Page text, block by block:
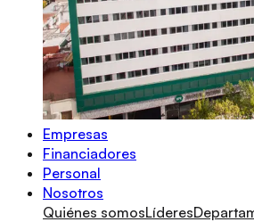
Empresas
Financiadores
Personal
Nosotros
Quiénes somosLíderes